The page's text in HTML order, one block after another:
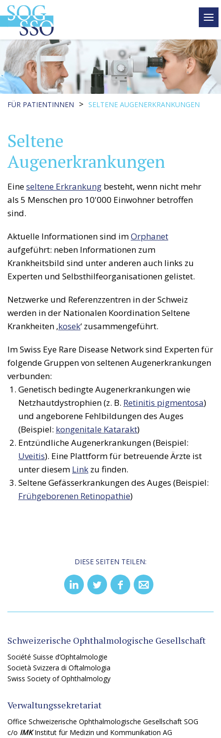
FÜR PATIENTINNEN > SELTENE AUGENERKRANKUNGEN
Seltene
Augenerkrankungen
Eineseltene Erkrankung besteht, wenn nicht mehr
als 5 Menschen pro 10'000 Einwohner betroffen
sind.
Aktuelle Informationen sind imOrphanet
aufgeführt: neben Informationen zum
Krankheitsbild sind unter anderen auch links zu
Experten und Selbsthilfeorganisationen gelistet.
Netzwerke und Referenzzentren in der Schweiz
werden in der Nationalen Koordination Seltene
Krankheiten ‚kosek‘ zusammengeführt.
Im Swiss Eye Rare Disease Network sind Experten für
folgende Gruppen von seltenen Augenerkrankungen
verbunden:
Genetisch bedingte Augenerkrankungen wie
Netzhautdystrophien (z. B. Retinitis pigmentosa)
und angeborene Fehlbildungen des Auges
(Beispiel: kongenitale Katarakt)
Entzündliche Augenerkrankungen (Beispiel:
Uveitis). Eine Plattform für betreuende Ärzte ist
unter diesem Link zu finden.
Seltene Gefässerkrankungen des Auges (Beispiel:
Frühgeborenen Retinopathie)
DIESE SEITEN TEILEN:
Schweizerische Ophthalmologische Gesellschaft
Société Suisse d‘Ophtalmologie
Società Svizzera di Oftalmologia
Swiss Society of Ophthalmology
Verwaltungssekretariat
Office Schweizerische Ophthalmologische Gesellschaft SOG
c/o IMKInstitut für Medizin und Kommunikation AG